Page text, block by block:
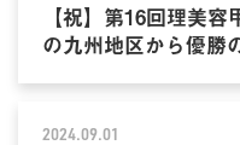
【祝】第16回理美
の九州地区から優勝
2024.09.01